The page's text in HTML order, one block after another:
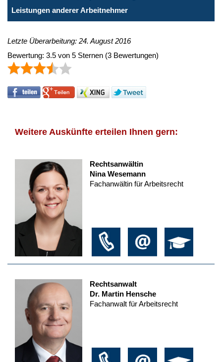
Leistungen anderer Arbeitnehmer
Letzte Überarbeitung: 24. August 2016
Bewertung: 3.5 von 5 Sternen (3 Bewertungen)
Weitere Auskünfte erteilen Ihnen gern:
Rechtsanwältin
Nina Wesemann
Fachanwältin für Arbeitsrecht
Rechtsanwalt
Dr. Martin Hensche
Fachanwalt für Arbeitsrecht